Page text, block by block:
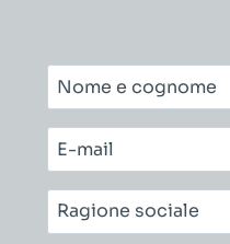
Nome
e
cognome*
E-
mail*
Ragione
sociale*